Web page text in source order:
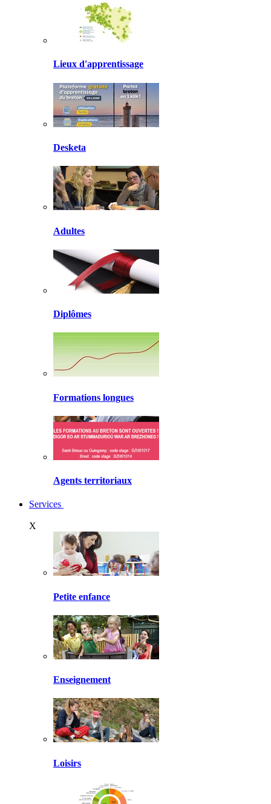
Lieux d'apprentissage
Desketa
Adultes
Diplômes
Formations longues
Agents territoriaux
Services
X
Petite enfance
Enseignement
Loisirs